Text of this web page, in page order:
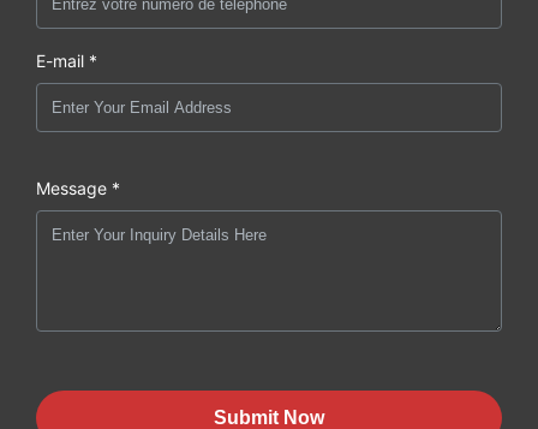
E-mail *
Message *
Submit Now